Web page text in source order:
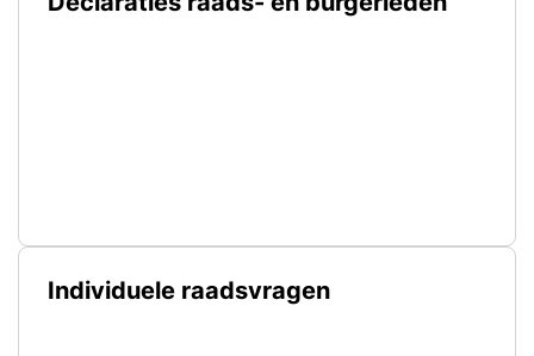
Individuele raadsvragen